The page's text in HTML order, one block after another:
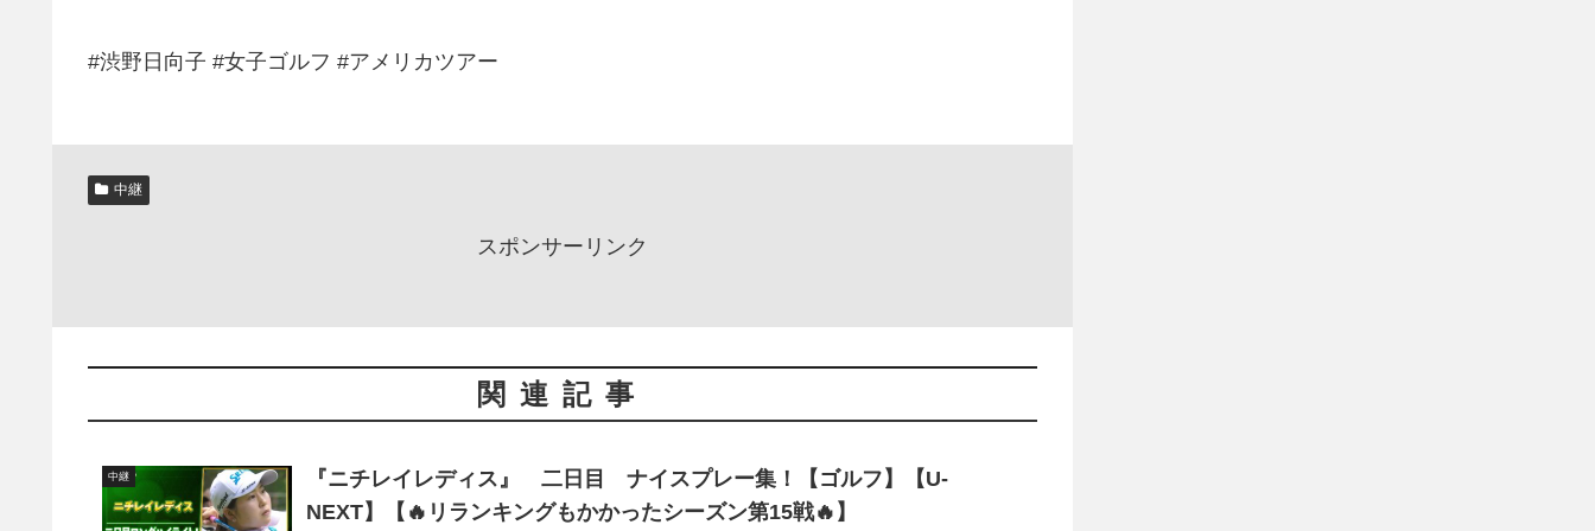
#渋野日向子 #女子ゴルフ #アメリカツアー
中継
スポンサーリンク
関連記事
中継
『ニチレイレディス』 二日目 ナイスプレー集！【ゴルフ】【U-
NEXT】【🔥リランキングもかかったシーズン第15戦🔥】